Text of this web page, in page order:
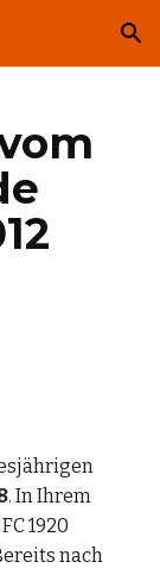
Skip to navigation
. In Ihrem
1920
nach